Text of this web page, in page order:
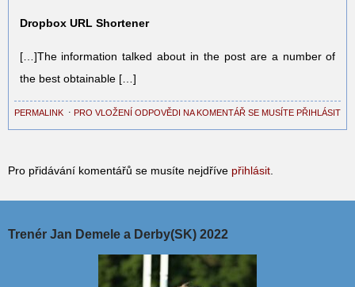
Dropbox URL Shortener
[…]The information talked about in the post are a number of
the best obtainable […]
PERMALINK ⋅ PRO VLOŽENÍ ODPOVĚDI NA KOMENTÁŘ SE MUSÍTE PŘIHLÁSIT
Pro přidávání komentářů se musíte nejdříve přihlásit.
Trenér Jan Demele a Derby(SK) 2022